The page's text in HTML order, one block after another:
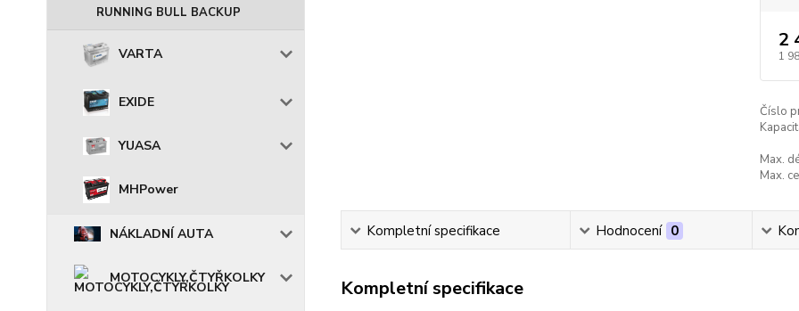
RUNNING BULL BACKUP
VARTA
EXIDE
YUASA
MHPower
NÁKLADNÍ AUTA
MOTOCYKLY,ČTYŘKOLKY
2
1
Číslo
Max.
Max.
Kompletní specifikace Hodnocení 0
Kompletní specifikace